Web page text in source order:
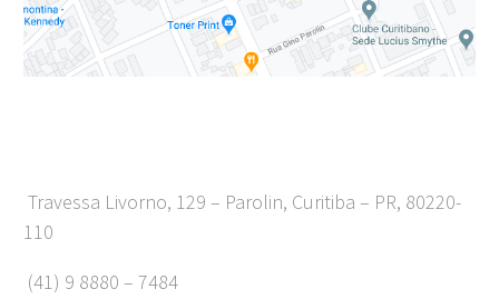
Travessa Livorno, 129 – Parolin, Curitiba – PR, 80220-
110
(41) 9 8880 – 7484